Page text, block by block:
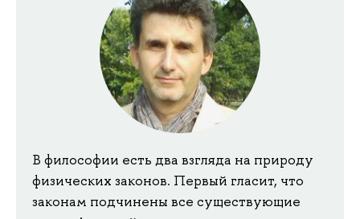
В философии есть два взгляда на природу
физических законов. Первый гласит, что
законам подчинены все существующие